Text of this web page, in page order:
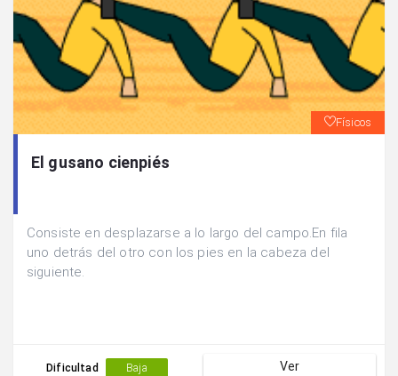
Físicos
El gusano cienpiés
Consiste en desplazarse a lo largo del campo.En fila
uno detrás del otro con los pies en la cabeza del
siguiente.
Dificultad Baja Ver